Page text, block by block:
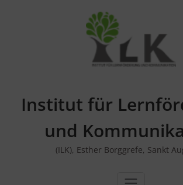
Institut für
und
(ILK), Esther Borggrefe, Sankt